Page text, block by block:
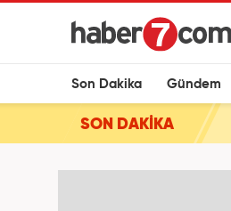
Son Dakika Gündem
SON DAKİKA